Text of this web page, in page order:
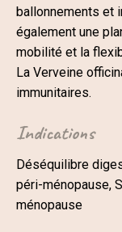
ballonnements et
également une
mobilité et la
La Verveine
immunitaires.
Indications
Déséquilibre
péri-ménopause,
ménopause